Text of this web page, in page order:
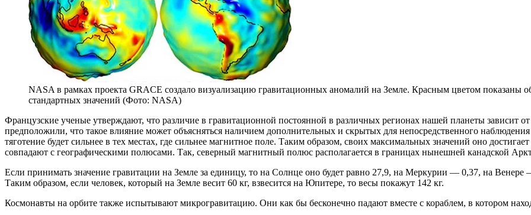
NASA в рамках проекта GRACE создало визуализацию гравитационных аномалий на Земле. Красным цветом показаны
стандартных значений (Фото: NASA)
Французские ученые утверждают, что различие в гравитационной постоянной в различных регионах нашей планеты зависит
предположили, что такое влияние может объясняться наличием дополнительных и скрытых для непосредственного
тяготение будет сильнее в тех местах, где сильнее магнитное поле. Таким образом, своих максимальных значений оно
совпадают с географическими полюсами. Так, северный магнитный полюс располагается в границах нынешней канадской
Если принимать значение гравитации на Земле за единицу, то на Солнце оно будет равно 27,9, на Меркурии — 0,37, на
Таким образом, если человек, который на Земле весит 60 кг, взвесится на Юпитере, то весы покажут 142 кг.
Космонавты на орбите также испытывают микрогравитацию. Они как бы бесконечно падают вместе с кораблем, в котором